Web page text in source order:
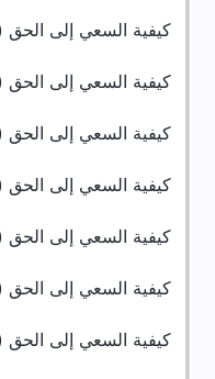
كيفية السعي إلى الحق
كيفية السعي إلى الحق
كيفية السعي إلى الحق
كيفية السعي إلى الحق
كيفية السعي إلى الحق
كيفية السعي إلى الحق
كيفية السعي إلى الحق